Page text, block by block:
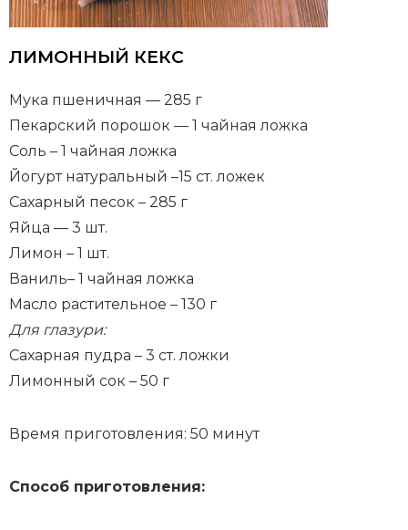
ЛИМОННЫЙ КЕКС
Мука пшеничная — 285 г
Пекарский порошок — 1 чайная ложка
Соль – 1 чайная ложка
Йогурт натуральный –15 ст. ложек
Сахарный песок – 285 г
Яйца — 3 шт.
Лимон – 1 шт.
Ваниль– 1 чайная ложка
Масло растительное – 130 г
Для глазури:
Сахарная пудра – 3 ст. ложки
Лимонный сок – 50 г
Время приготовления: 50 минут
Способ приготовления: